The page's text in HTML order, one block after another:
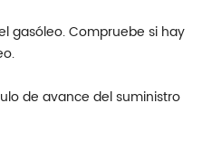
gasóleo. Compruebe si hay
de avance del suministro